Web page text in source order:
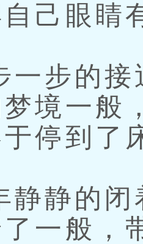
己眼睛
步的接
境一般
停到了
静的闭
一般，